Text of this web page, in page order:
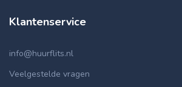
Klantenservice
info@huurflits.nl
Veelgestelde vragen